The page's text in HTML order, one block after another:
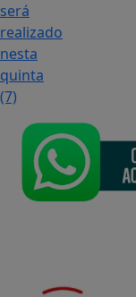
será
realizado
nesta
quinta
(7)